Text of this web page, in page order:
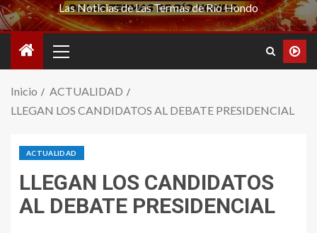
Las Noticias de Las Termas de Río Hondo
Inicio
ACTUALIDAD
LLEGAN LOS CANDIDATOS AL DEBATE PRESIDENCIAL
ACTUALIDAD
LLEGAN LOS CANDIDATOS
AL DEBATE PRESIDENCIAL